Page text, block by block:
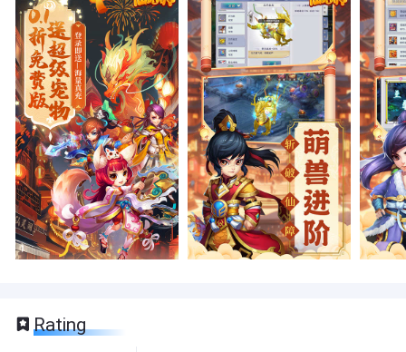
Rating